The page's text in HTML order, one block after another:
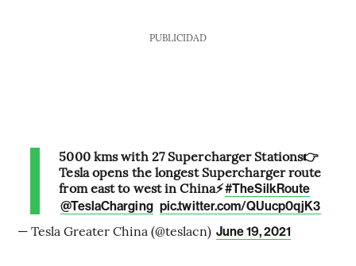
PUBLICIDAD
5000 kms with 27 Supercharger Stations👉
Tesla opens the longest Supercharger route
from east to west in China⚡️#TheSilkRoute
@TeslaCharging pic.twitter.com/QUucp0qjK3
— Tesla Greater China (@teslacn) June 19, 2021